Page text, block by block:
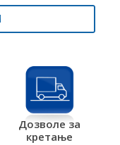
Дозволе за
кретање